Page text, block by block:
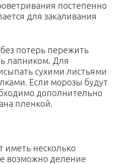
постепенно
для закаливания
потерь пережить
лапником. Для
сухими листьями
Если морозы будут
дополнительно
пленкой.
иметь несколько
возможно деление